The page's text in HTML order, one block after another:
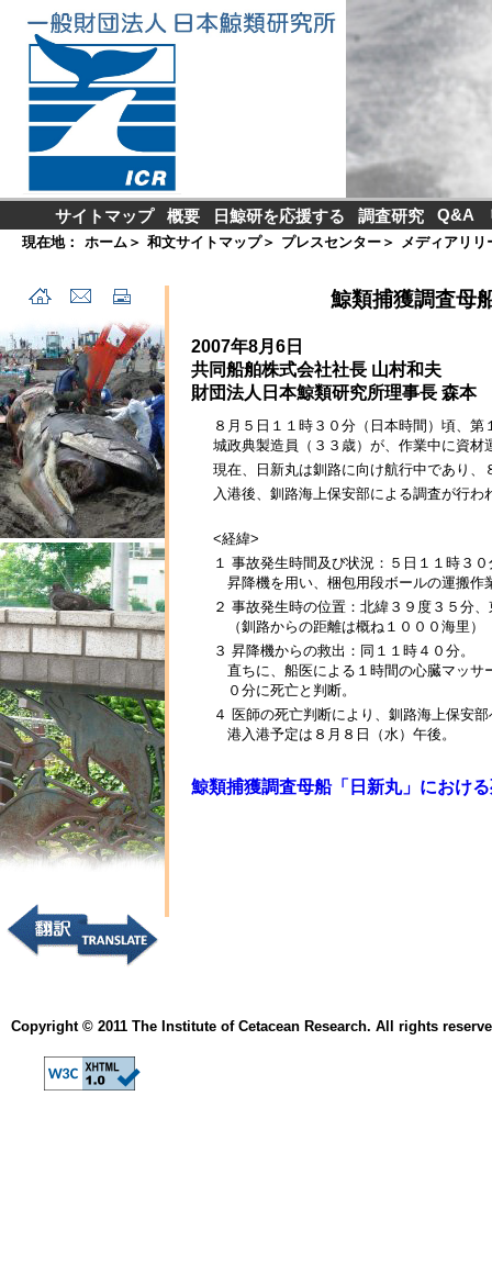
サイトマップ 概要 日鯨研を応援する 調査研究 Q&A
現在地： ホーム ＞ 和文サイトマップ＞ プレスセンター ＞ メディアリリ
鯨類捕獲調査母
2007年8月6日
共同船舶株式会社社長 山村和夫
財団法人日本鯨類研究所理事長 森本
８月５日１１時３０分（日本時間）頃、
城政典製造員（３３歳）が、作業中に資
現在、日新丸は釧路に向け航行中であり、
入港後、釧路海上保安部による調査が行わ
<経緯>
１ 事故発生時間及び状況：５日１１時３
昇降機を用い、梱包用段ボールの運搬作
２ 事故発生時の位置：北緯３９度３５分
（釧路からの距離は概ね１０００海里）
３ 昇降機からの救出：同１１時４０分。
直ちに、船医による１時間の心臓マッ
０分に死亡と判断。
４ 医師の死亡判断により、釧路海上保安
港入港予定は８月８日（水）午後。
鯨類捕獲調査母船「日新丸」におけ
Copyright © 2011 The Institute of Cetacean Research. All rights